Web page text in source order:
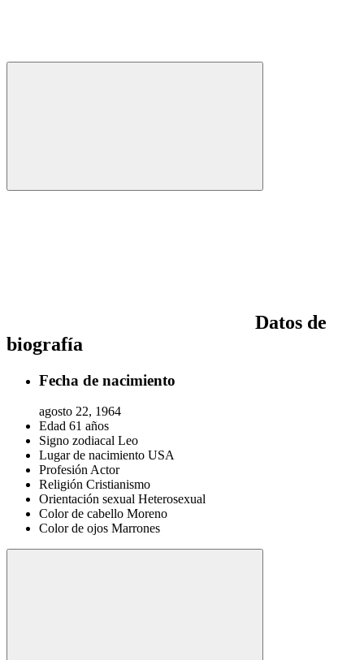
Datos de
biografía
Fecha de nacimiento
agosto 22, 1964
Edad 61 años
Signo zodiacal Leo
Lugar de nacimiento USA
ProfesiónActor
Religión Cristianismo
Orientación sexual Heterosexual
Color de cabello Moreno
Color de ojos Marrones